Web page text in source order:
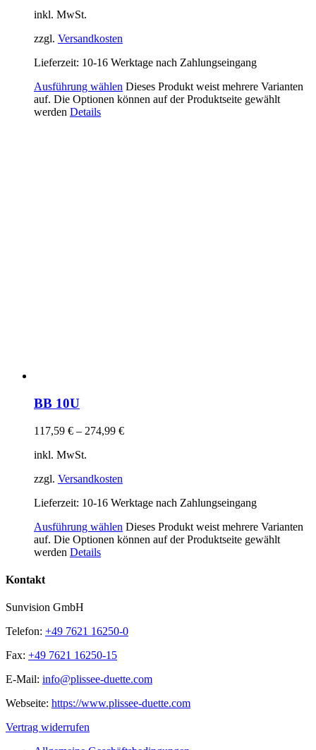
inkl. MwSt.
zzgl. Versandkosten
Lieferzeit: 10-16 Werktage nach Zahlungseingang
Ausführung wählen Dieses Produkt weist mehrere Varianten
auf. Die Optionen können auf der Produktseite gewählt
werden Details
BB 10U
117,59 € – 274,99 €
inkl. MwSt.
zzgl. Versandkosten
Lieferzeit: 10-16 Werktage nach Zahlungseingang
Ausführung wählen Dieses Produkt weist mehrere Varianten
auf. Die Optionen können auf der Produktseite gewählt
werden Details
Kontakt
Sunvision GmbH
Telefon: +49 7621 16250-0
Fax: +49 7621 16250-15
E-Mail: info@plissee-duette.com
Webseite: https://www.plissee-duette.com
Vertrag widerrufen